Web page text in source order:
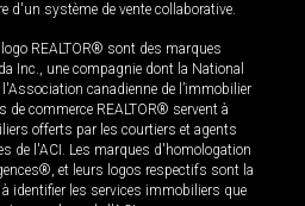
d'un système de vente collaborative.
REALTOR® sont des marques
Inc., une compagnie dont la National
canadienne de l’immobilier
de commerce REALTOR® servent à
offerts par les courtiers et agents
de l'ACI. Les marques d'homologation
et leurs logos respectifs sont la
identifier les services immobiliers que